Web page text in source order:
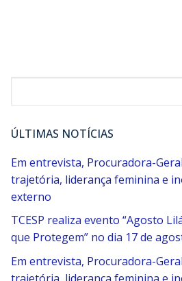
ÚLTIMAS NOTÍCIAS
Em entrevista, Procuradora-
trajetória, liderança feminina e
externo
TCESP realiza evento “Agosto
que Protegem” no dia 17 de
Em entrevista, Procuradora-